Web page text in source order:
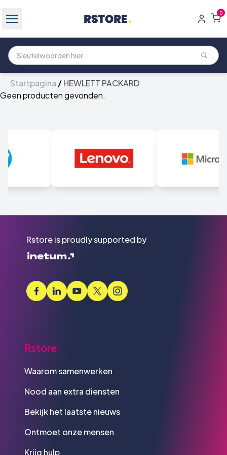
0
Startpagina /HEWLETT PACKARD
Geen producten gevonden.
Rstore is proudly supported by
Rstore
Waarom samenwerken
Nood aan extra diensten
Bekijk het laatste nieuws
Ontmoet onze mensen
Krijg hulp